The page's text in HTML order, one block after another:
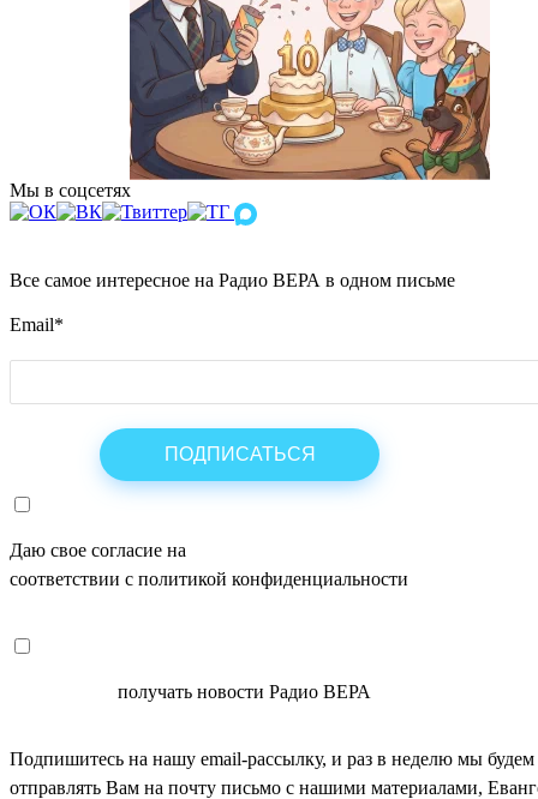
Мы в соцсетях
Все самое интересное на Радио ВЕРА в одном письме
Email*
Даю свое согласие на
соответствии с политикой конфиденциальности
получать новости Радио ВЕРА
Подпишитесь на нашу email-рассылку, и раз в неделю мы будем
отправлять Вам на почту письмо с нашими материалами,